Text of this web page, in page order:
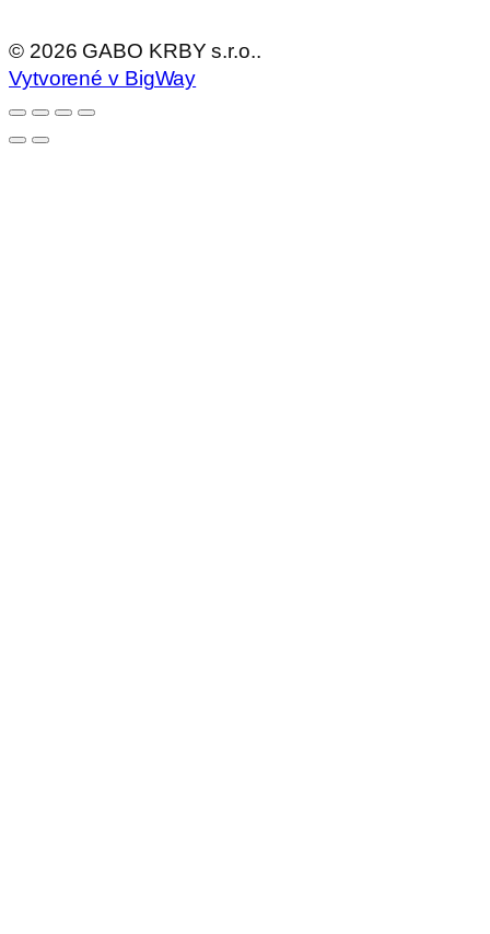
© 2026 GABO KRBY s.r.o..
Vytvorené v BigWay